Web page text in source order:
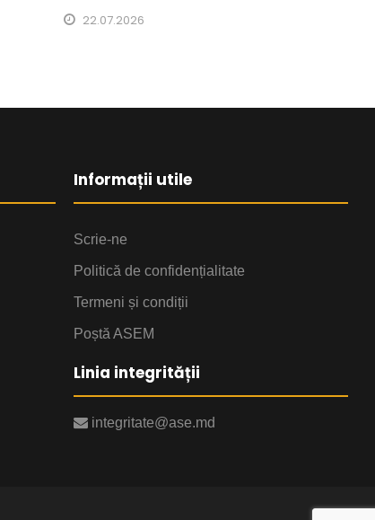
22.07.2026
Informații utile
Scrie-ne
Politică de confidențialitate
Termeni și condiții
Poștă ASEM
Linia integrității
integritate@ase.md